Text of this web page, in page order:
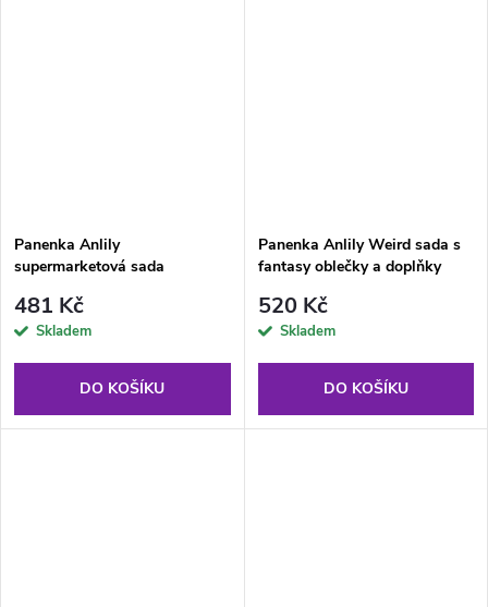
Panenka Anlily
supermarketová sada
481 Kč
Skladem
DO KOŠÍKU
Panenka Anlily Weird sada s
fantasy oblečky a doplňky
520 Kč
Skladem
DO KOŠÍKU